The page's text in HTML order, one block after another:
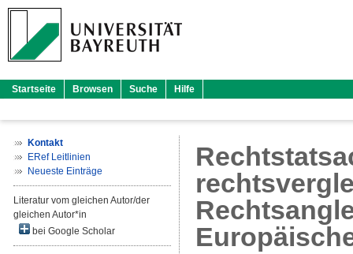
Startseite Browsen Suche Hilfe
Kontakt
ERef Leitlinien
Neueste Einträge
Literatur vom gleichen Autor/der
gleichen Autor*in
bei Google Scholar